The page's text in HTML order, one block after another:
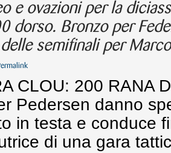
e ovazioni per la
dorso. Bronzo per
semifinali per
CLOU: 200 RANA
Pedersen danno
in testa e conduce
di una gara